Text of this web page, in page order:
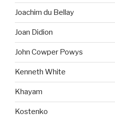
Joachim du Bellay
Joan Didion
John Cowper Powys
Kenneth White
Khayam
Kostenko